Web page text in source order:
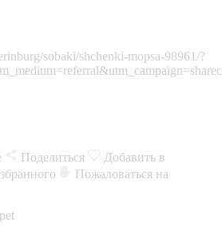
sobaki/shchenki-mopsa-98961/?
Поделиться
Добавить в
Пожаловаться на